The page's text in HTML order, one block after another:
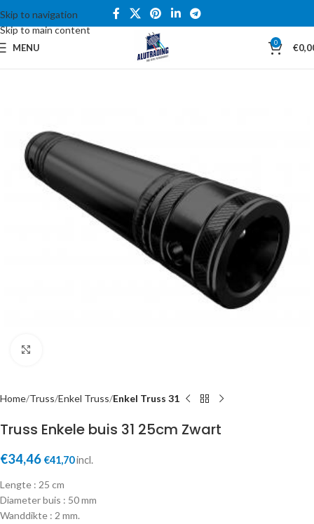
Skip to navigation
Skip to main content
MENU 0 €
Home Truss Enkel Truss Enkel Truss 31
Truss Enkele buis 31 25cm Zwart
€34,46 €41,70incl.
Lengte : 25 cm
Diameter buis : 50 mm
Wanddikte : 2 mm.